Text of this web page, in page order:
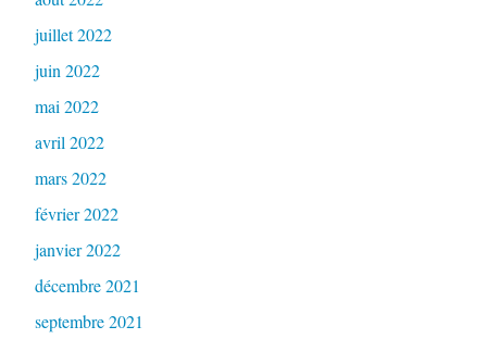
juillet 2022
juin 2022
mai 2022
avril 2022
mars 2022
février 2022
janvier 2022
décembre 2021
septembre 2021